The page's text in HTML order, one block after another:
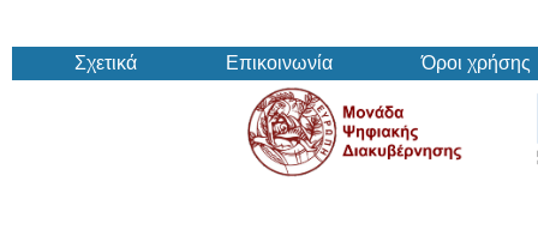
Σχετικά Επικοινωνία Όροι χρήσης